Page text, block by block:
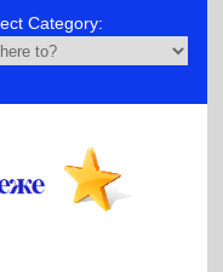
Category: